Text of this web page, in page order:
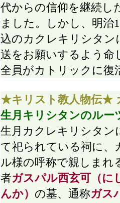
代からの信仰を継続し
ました。しかし、明治
込のカクレキリシタン
送をお願いするよう命
全員がカトリックに復
★キリスト教人物伝★
生月キリシタンのルー
生月カクレキリシタン
て祀られている祠に、
ル様の呼称で親しまれ
者ガスパル西玄可（
んか） の墓、通称ガス